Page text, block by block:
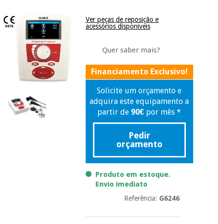
Ofertas
Outlet
Fisaude
Medicina
tradicional
Mobiliário
clínico
terapêuticos
Novidades
Ofertas
Material
médico
sanitário
Medicina
tradicional
Mobiliário
Ver peças de reposição e
acessórios disponiveis
Quer saber mais?
Financiamento Exclusivo!
Solicite um orçamento e
adquira este equipamento a
partir de 90€ por mês *
Pedir
orçamento
Produto em estoque.
Envio imediato
Referência: G6246